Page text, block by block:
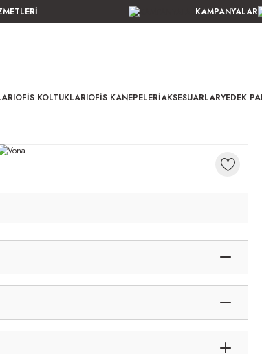
KAMPANYALAR
OFIS KOLTUKLARIOFIS KANEPELERIAKSESUARLARYEDEK